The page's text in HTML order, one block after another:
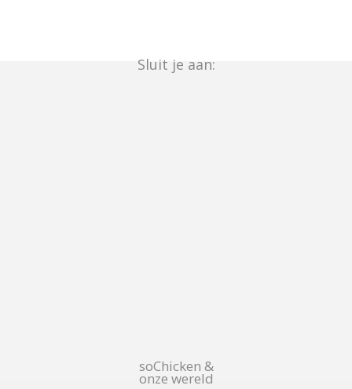
Sluit je aan:
soChicken &
onze wereld